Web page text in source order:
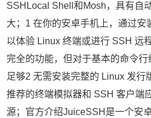
SSHLocal Shell和Mosh，具有自
大；1 在你的安卓手机上，通过安
以体验 Linux 终端或进行 SSH 远
完全的功能，但对于基本的命令
足够2 无需安装完整的 Linux 发行
推荐的终端模拟器和 SSH 客户端
源；官方介绍JuiceSSH是一个安